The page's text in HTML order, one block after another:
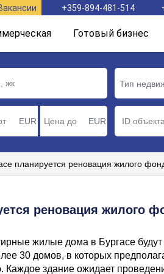
+359-894-481-514
Готовый бизнес
EUR EUR
Тип
планируется реновация жилого
реновация жилого
жилые дома в Бургасе
30 домов, в которых
Каждое здание ожидает